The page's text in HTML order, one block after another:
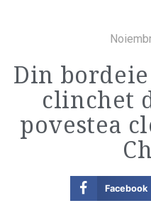
Din
clinchet
povestea
Facebook